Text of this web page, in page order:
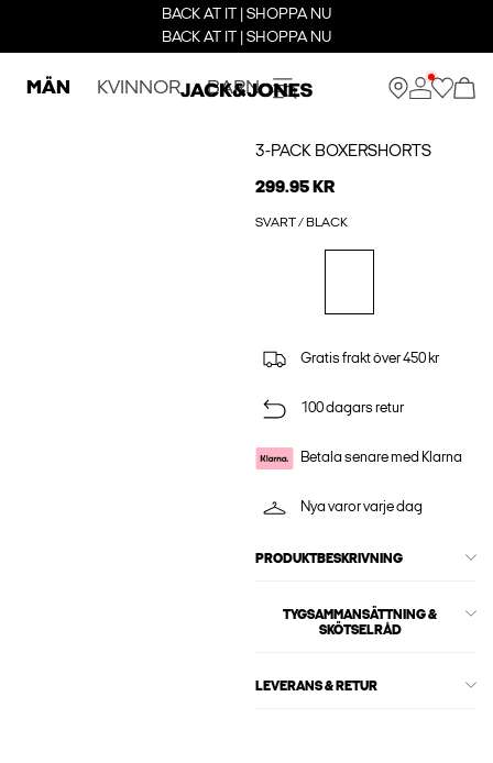
BACK AT IT | SHOPPA NU
BACK AT IT | SHOPPA NU
MÄN KVINNOR BARN
3-PACK BOXERSHORTS
299.95 KR
SVART / BLACK
Gratis frakt över 450 kr
100 dagars retur
Betala senare med Klarna
Nya varor varje dag
PRODUKTBESKRIVNING
TYGSAMMANSÄTTNING &
SKÖTSELRÅD
LEVERANS & RETUR